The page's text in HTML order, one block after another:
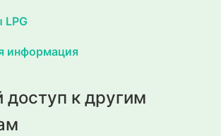
LPG
информация
к другим